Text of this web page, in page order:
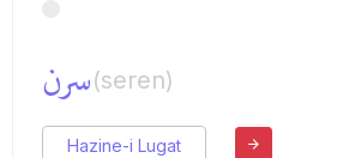
سرن(seren)
Hazine-i Lugat